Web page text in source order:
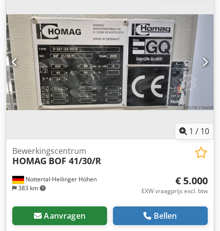
Tafelmaten: 6000 x 1525 mm (10 consoles) - 18,5 kW
hoofdspil / C-as + Flex-5 interface - Bewerking in Y bij
aanslagen voor: 1525 mm - Bewerking in Y bij aanslagen
achter: 1850 mm - Boorkop - Gereedschapswisselaar met
30 posities (ketting) Cjdpfx Ahoy I Dtqjtsrf -
Groeffreesaggregaat in X (draaibaar 0-90°) - Zonder
gereedschappen / aggregaten / spanenafvoer -
Vacuümpomp Bij vragen kunt u gerust contact opnemen.
Meer foto’s/video op aanvraag. Bezichtigen tijdens
productie is mogelijk; we organiseren dit graag voor u.
1 / 10
Nottertal-Heilinger Höhen
383 km
Bewerkingscentrum
HOMAG BOF 41/30/R
€ 5.000
EXW vraagprijs excl. btw
Aanvragen Bellen